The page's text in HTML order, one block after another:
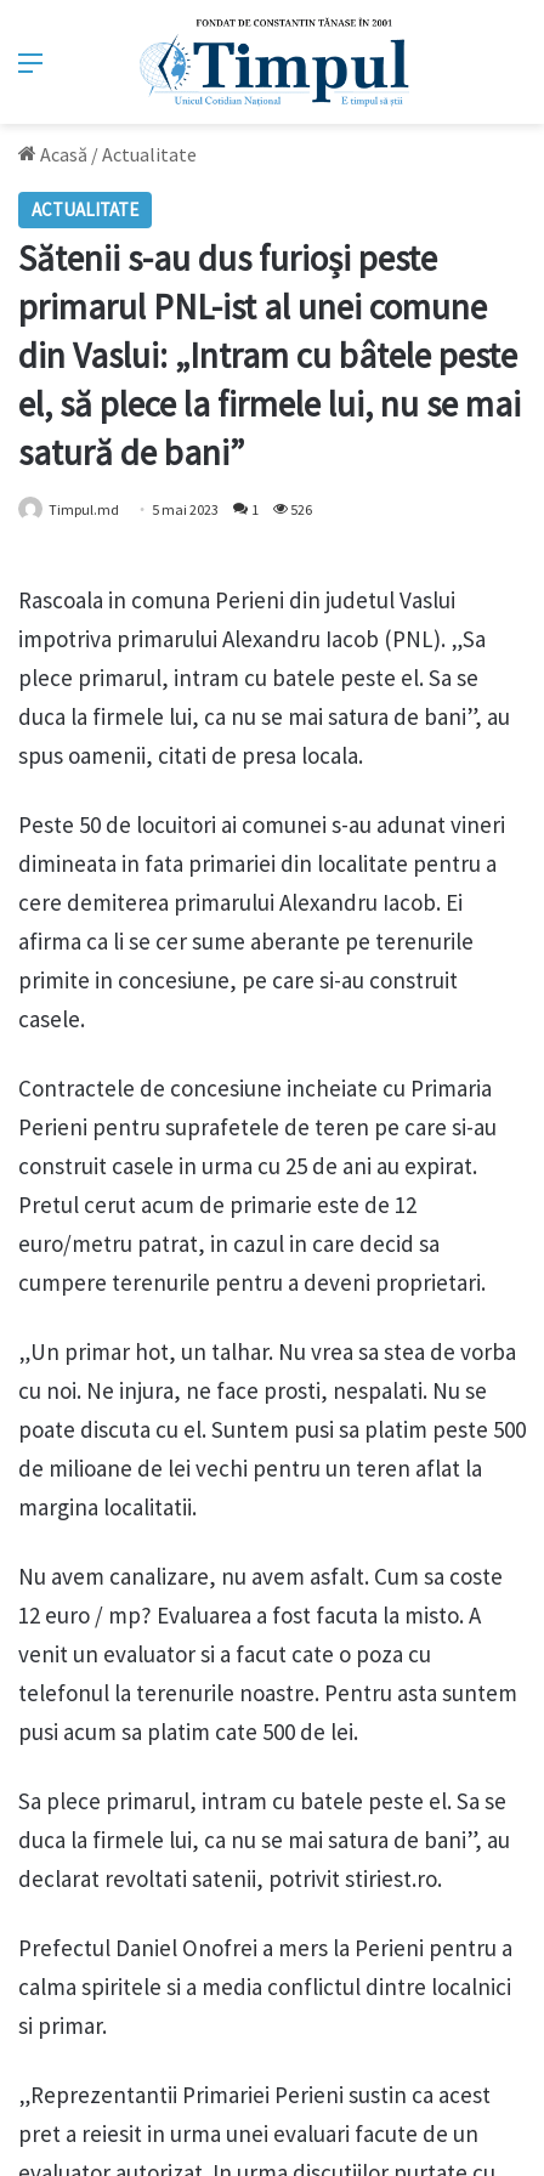
Meniu
Acasă /Actualitate
ACTUALITATE
Sătenii s-au dus furioși peste
primarul PNL-ist al unei comune
din Vaslui: „Intram cu bâtele peste
el, să plece la firmele lui, nu se mai
satură de bani”
Timpul.md 5 mai 2023 1 526
Rascoala in comuna Perieni din judetul Vaslui
impotriva primarului Alexandru Iacob (PNL). „Sa
plece primarul, intram cu batele peste el. Sa se
duca la firmele lui, ca nu se mai satura de bani”, au
spus oamenii, citati de presa locala.
Peste 50 de locuitori ai comunei s-au adunat vineri
dimineata in fata primariei din localitate pentru a
cere demiterea primarului Alexandru Iacob. Ei
afirma ca li se cer sume aberante pe terenurile
primite in concesiune, pe care si-au construit
casele.
Contractele de concesiune incheiate cu Primaria
Perieni pentru suprafetele de teren pe care si-au
construit casele in urma cu 25 de ani au expirat.
Pretul cerut acum de primarie este de 12
euro/metru patrat, in cazul in care decid sa
cumpere terenurile pentru a deveni proprietari.
„Un primar hot, un talhar. Nu vrea sa stea de vorba
cu noi. Ne injura, ne face prosti, nespalati. Nu se
poate discuta cu el. Suntem pusi sa platim peste 500
de milioane de lei vechi pentru un teren aflat la
margina localitatii.
Nu avem canalizare, nu avem asfalt. Cum sa coste
12 euro / mp? Evaluarea a fost facuta la misto. A
venit un evaluator si a facut cate o poza cu
telefonul la terenurile noastre. Pentru asta suntem
pusi acum sa platim cate 500 de lei.
Sa plece primarul, intram cu batele peste el. Sa se
duca la firmele lui, ca nu se mai satura de bani”, au
declarat revoltati satenii, potrivit stiriest.ro.
Prefectul Daniel Onofrei a mers la Perieni pentru a
calma spiritele si a media conflictul dintre localnici
si primar.
„Reprezentantii Primariei Perieni sustin ca acest
pret a reiesit in urma unei evaluari facute de un